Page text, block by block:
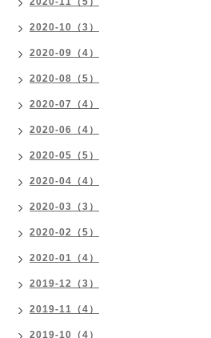
2020-10（3）
2020-09（4）
2020-08（5）
2020-07（4）
2020-06（4）
2020-05（5）
2020-04（4）
2020-03（3）
2020-02（5）
2020-01（4）
2019-12（3）
2019-11（4）
2019-10（4）